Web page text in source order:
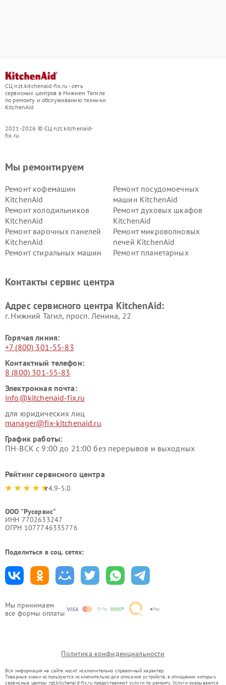
СЦ nzt.kitchenaid-fix.ru - сеть
сервисных центров в Нижнем Тагиле
по ремонту и обслуживанию техники
KitchenAid
2021-2026 © СЦ nzt.kitchenaid-
fix.ru
Мы принимаем
все формы оплаты
Мы ремонтируем
Ремонт кофемашин
KitchenAid
Ремонт посудомоечных
машин KitchenAid
Ремонт холодильников
KitchenAid
Ремонт духовых шкафов
KitchenAid
Ремонт варочных панелей
KitchenAid
Ремонт микроволновых
печей KitchenAid
Ремонт стиральных машин
Ремонт планетарных
Контакты сервис центра
Адрес сервисного центра KitchenAid:
г. Нижний Тагил, просп. Ленина, 22
Горячая линия:
+7 (800) 301-55-83
Контактный телефон:
8 (800) 301-55-83
Электронная почта:
info@kitchenaid-fix.ru
для юридических лиц
manager@fix-kitchenaid.ru
График работы:
ПН-ВСК с 9:00 до 21:00 без перерывов и выходных
Рейтинг сервисного центра
4.9-5.0
ООО "Русервис"
ИНН 7702633247
ОГРН 1077746335776
Поделиться в соц. сетях:
Политика конфиденциальности
Вся информация на сайте носит исключительно справочный характер.
Товарные знаки используются исключительно для описания устройств, в отношении которых
сервисные центры nzt.kitchenaid-fix.ru предоставляют услуги по ремонту. Услуги оказываются